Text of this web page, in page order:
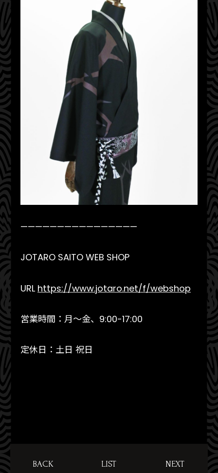
————————————————
JOTARO SAITO WEB SHOP
URL https://www.jotaro.net/f/webshop
営業時間：月～金、9:00-17:00
定休日：土日 祝日
BACK LIST NEXT